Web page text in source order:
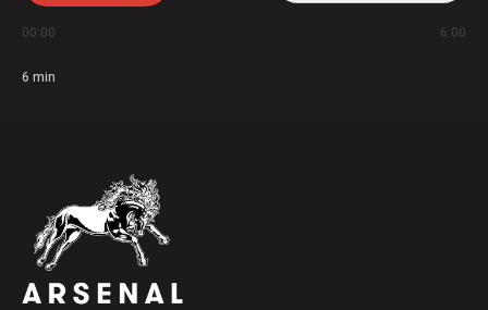
00:00 6:00
6 min